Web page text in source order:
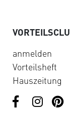
anmelden
Vorteilsheft
Hauszeitung